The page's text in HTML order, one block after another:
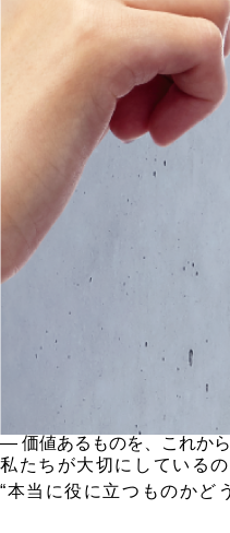
― 価値あるものを、これか
私たちが大切にしているの
“本当に役に立つものかど